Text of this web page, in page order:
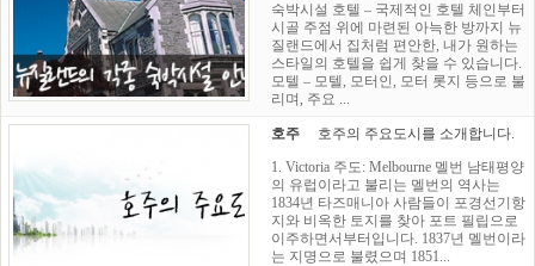
숙박시설 호텔 – 국제적인 호텔 체인부터
시골 주점 위에 마련된 아늑한 방까지 뉴
질랜드에서 집처럼 편안한, 내가 원하는
스타일의 호텔을 쉽게 찾을 수 있습니다.
모텔 – 모텔, 모터인, 모터 롯지 등으로 불
리며, 주요 ...
호주
호주의 주요도시를 소개합니다.
1. Victoria 주도: Melbourne 멜번 남태평양
의 유럽이라고 불리는 멜번의 역사는
1834년 타즈매니아 사람들이 포경선기항
지와 비옥한 토지를 찾아 포트 필립으로
이주하면서부터입니다. 1837년 멜번이라
는 지명으로 불렸으며 1851...